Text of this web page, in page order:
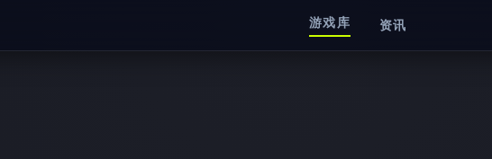
游戏库 资讯